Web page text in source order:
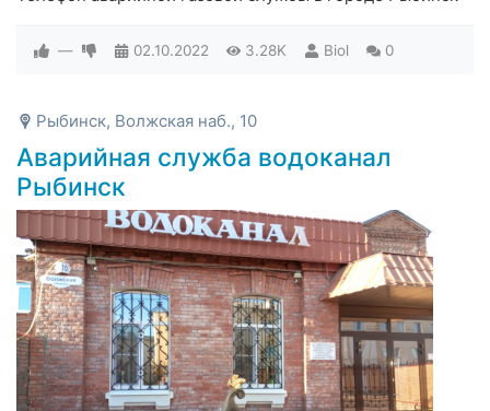
— 02.10.2022 3.28K Biol 0
Рыбинск, Волжская наб., 10
Аварийная служба водоканал
Рыбинск